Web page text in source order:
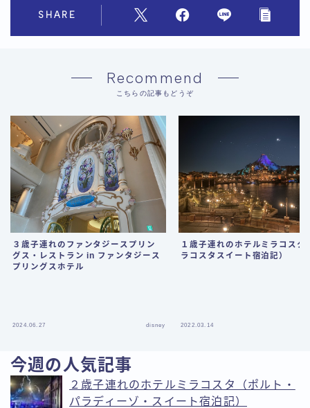
SHARE
Recommend
こちらの記事もどうぞ
３歳子連れのファンタジースプリン
グス・レストラン in ファンタジース
プリングスホテル
2024.06.27 disney
１歳子連れのホテルミラコスタ
ラコスタスイート宿泊記）
2022.03.14
今週の人気記事
２歳子連れのホテルミラコスタ（ポルト・
パラディーゾ・スイート宿泊記）